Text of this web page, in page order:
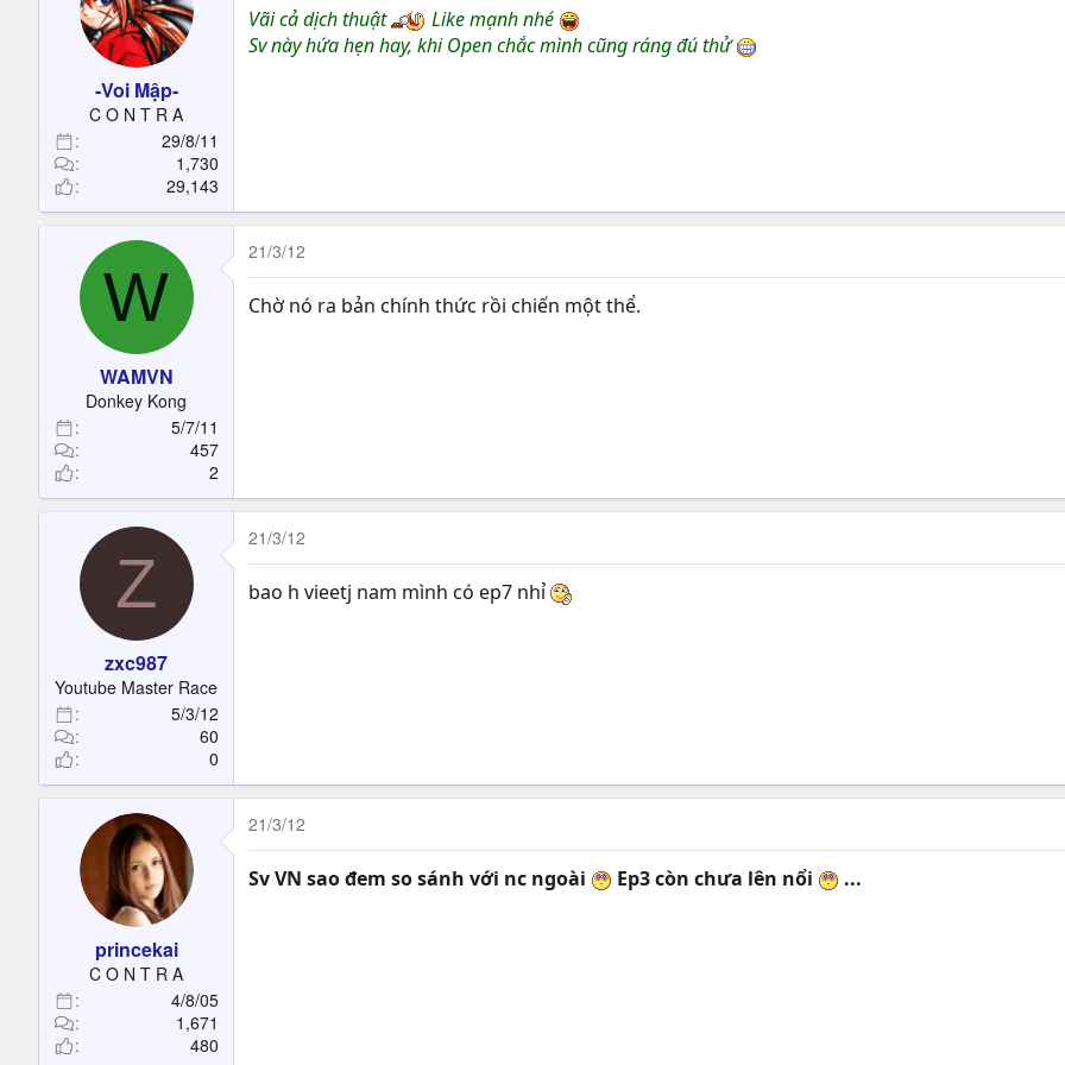
-Voi Mập-
C O N T R A
29/8/11
1,730
29,143
Vãi cả dịch thuật
Like mạnh nhé
Sv này hứa hẹn hay, khi Open chắc mình cũng ráng đú thử
W
WAMVN
Donkey Kong
5/7/11
457
2
21/3/12
Chờ nó ra bản chính thức rồi chiến một thể.
Z
zxc987
Youtube Master Race
5/3/12
60
0
21/3/12
bao h vieetj nam mình có ep7 nhỉ
princekai
C O N T R A
4/8/05
1,671
480
21/3/12
Sv VN sao đem so sánh với nc ngoài Ep3 còn chưa lên nổi ...